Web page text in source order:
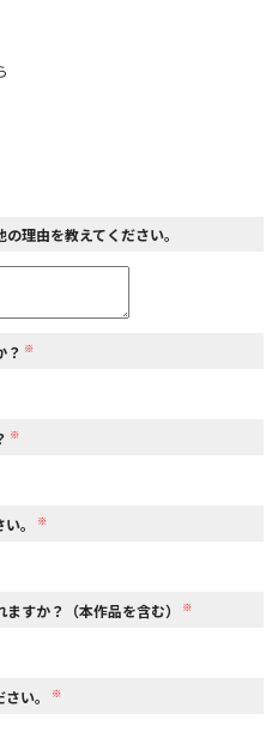
パルフェ
る
理由を教えてください。
？ ※
※
。 ※
すか？（本作品を含む） ※
い。 ※